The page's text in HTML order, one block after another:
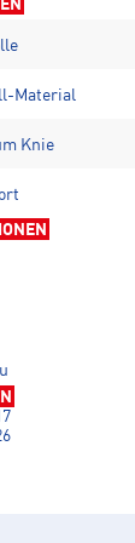
Material
Knie